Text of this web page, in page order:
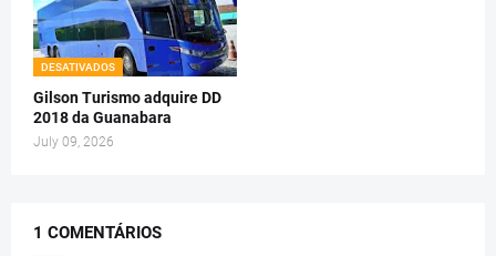
DESATIVADOS
Gilson Turismo adquire DD
2018 da Guanabara
July 09, 2026
1 COMENTÁRIOS